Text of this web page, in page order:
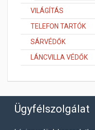
VILÁGÍTÁS
TELEFON TARTÓK
SÁRVÉDŐK
LÁNCVILLA VÉDŐK
Ügyfélszolgálat